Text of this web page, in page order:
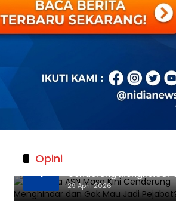
Opini
1
Cenderung Menghindar
Gak Mau Jadi Pejabat?
29 April 2026